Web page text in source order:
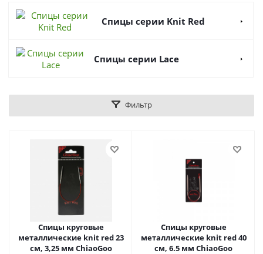
Спицы серии Knit Red
Спицы серии Lace
Фильтр
Спицы круговые
металлические knit red 23
см, 3,25 мм ChiaoGoo
Спицы круговые
металлические knit red 40
см, 6.5 мм ChiaoGoo